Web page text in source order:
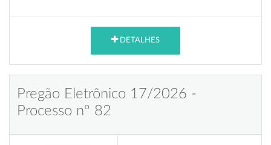
DETALHES
Pregão Eletrônico 17/2026 -
Processo nº 82